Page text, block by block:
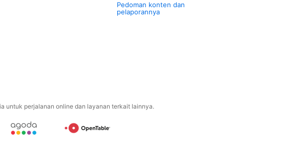
Pedoman konten dan
pelaporannya
untuk perjalanan online dan layanan terkait lainnya.